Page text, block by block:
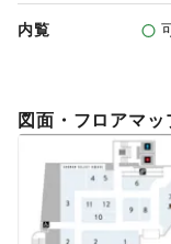
内覧
図面・フロアマッ